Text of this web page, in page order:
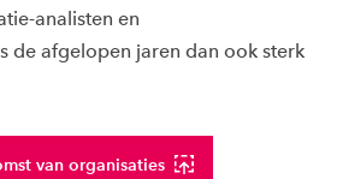
analisten en
de afgelopen jaren dan ook sterk
van organisaties